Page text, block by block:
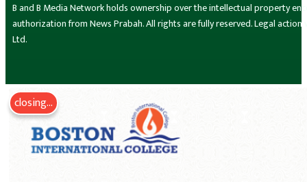
B and B Media Network holds ownership over the intellectual property
authorization from News Prabah. All rights are fully reserved. Legal
Ltd.
closing...